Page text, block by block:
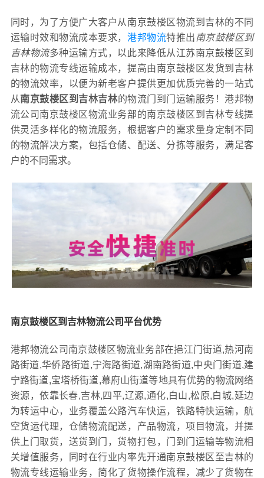
同时，为了方便广大客户从南京鼓楼区物流到吉林的不同
运输时效和物流成本要求， 港邦物流特推出 南京鼓楼区到
吉林物流多种运输方式，以此来降低从江苏南京鼓楼区到
吉林的物流专线运输成本，提高由南京鼓楼区发货到吉林
的物流效率，以便为新老客户提供更加优质完善的一站式
从南京鼓楼区到吉林吉林的物流门到门运输服务！港邦物
流公司南京鼓楼区物流业务部的南京鼓楼区到吉林专线提
供灵活多样化的物流服务，根据客户的需求量身定制不同
的物流解决方案，包括仓储、配送、分拣等服务，满足客
户的不同需求。
南京鼓楼区到吉林物流公司平台优势
港邦物流公司南京鼓楼区物流业务部在挹江门街道,热河南
路街道,华侨路街道,宁海路街道,湖南路街道,中央门街道,建
宁路街道,宝塔桥街道,幕府山街道等地具有优势的物流网络
资源，依靠长春,吉林,四平,辽源,通化,白山,松原,白城,延边
为转运中心，业务覆盖公路汽车快运，铁路特快运输，航
空货运代理，仓储物流配送，产品物流，项目物流，并提
供上门取货，送货到门，货物打包，门到门运输等物流相
关增值服务，同时在行业内率先开通南京鼓楼区至吉林的
物流专线运输业务，简化了货物操作流程，减少了货物在